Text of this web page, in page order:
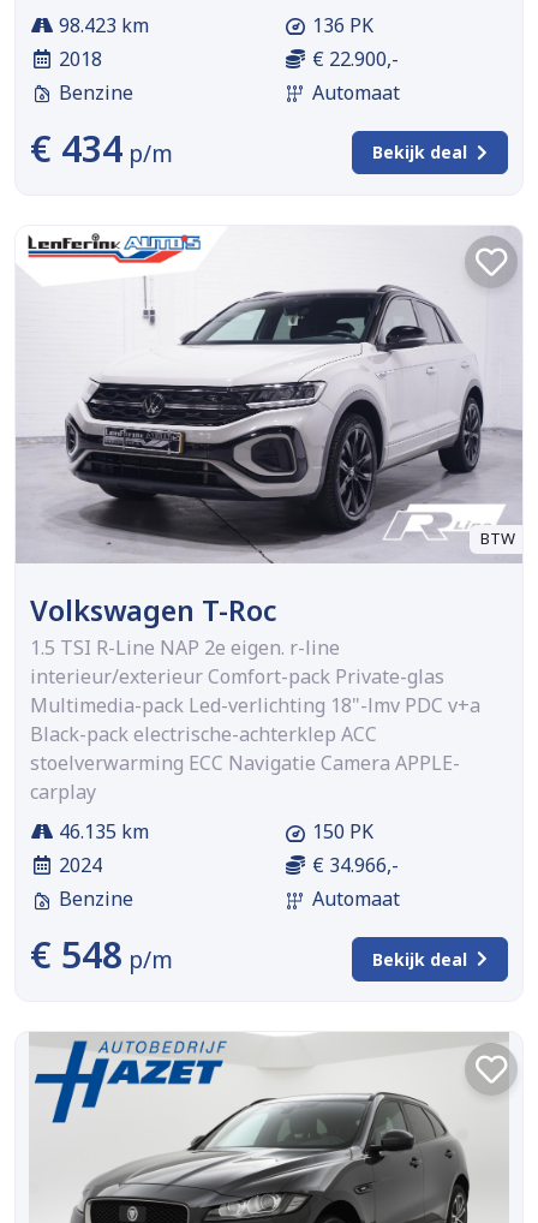
98.423 km
2018
Benzine
136 PK
€ 22.900,-
Automaat
€ 434 p/m Bekijk deal
BTW
Volkswagen T-Roc
1.5 TSI R-Line NAP 2e eigen. r-line
interieur/exterieur Comfort-pack Private-glas
Multimedia-pack Led-verlichting 18"-lmv PDC v+a
Black-pack electrische-achterklep ACC
stoelverwarming ECC Navigatie Camera APPLE-
carplay
46.135 km
2024
Benzine
150 PK
€ 34.966,-
Automaat
€ 548 p/m Bekijk deal